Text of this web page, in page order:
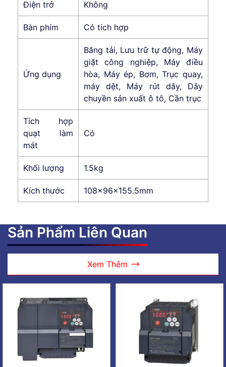
Điện trở Không
Bàn phím Có tích hợp
Ứng dụng
Băng tải, Lưu trữ tự động, Máy
giặt công nghiệp, Máy điều
hòa, Máy ép, Bơm, Trục quay,
máy dệt, Máy rút dây, Dây
chuyền sản xuất ô tô, Cần trục
Tích hợp
quạt làm
mát
Có
Khối lượng 1.5kg
Kích thước 108x96x155.5mm
Sản Phẩm Liên Quan
Xem Thêm